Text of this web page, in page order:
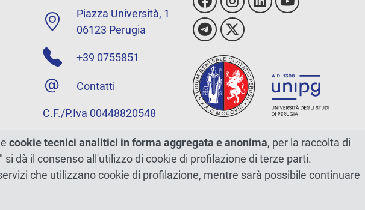
Piazza Università, 1
06123 Perugia
+39 0755851
Contatti
C.F./P.Iva 00448820548
cookie tecnici analitici in forma aggregata e anonima, per la raccolta di
" si dà il consenso all'utilizzo di cookie di profilazione di terze parti.
che utilizzano cookie di profilazione, mentre sarà possibile continuare